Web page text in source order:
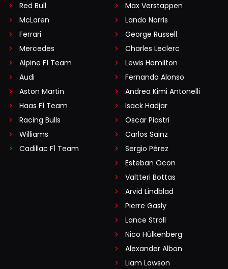
Red Bull
McLaren
Ferrari
Mercedes
Alpine F1 Team
Audi
Aston Martin
Haas F1 Team
Racing Bulls
Williams
Cadillac F1 Team
Max Verstappen
Lando Norris
George Russell
Charles Leclerc
Lewis Hamilton
Fernando Alonso
Andrea Kimi Antonelli
Isack Hadjar
Oscar Piastri
Carlos Sainz
Sergio Pérez
Esteban Ocon
Valtteri Bottas
Arvid Lindblad
Pierre Gasly
Lance Stroll
Nico Hülkenberg
Alexander Albon
Liam Lawson